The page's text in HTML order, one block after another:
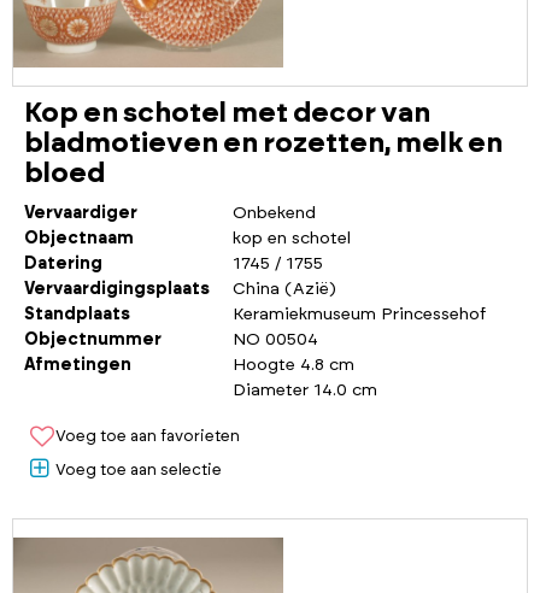
Kop en schotel met decor van
bladmotieven en rozetten, melk en
bloed
Vervaardiger
Onbekend
Objectnaam
kop en schotel
Datering
1745 / 1755
Vervaardigingsplaats
China (Azië)
Standplaats
Keramiekmuseum Princessehof
Objectnummer
NO 00504
Afmetingen
Hoogte 4.8 cm
Diameter 14.0 cm
Voeg toe aan favorieten
Voeg toe aan selectie